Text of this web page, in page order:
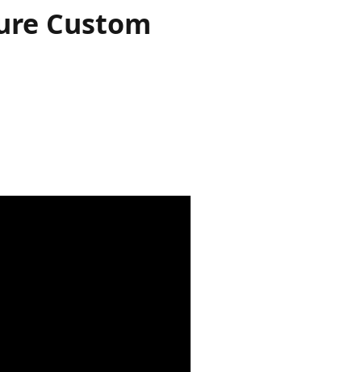
Custom